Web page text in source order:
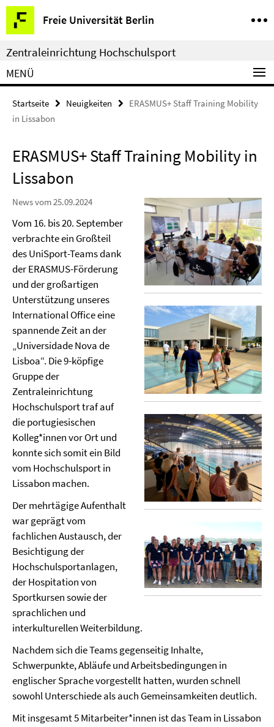
Springe
direkt
zu
Inhalt
Freie Universität Berlin
Service-
Navigation
Zentraleinrichtung Hochschulsport
MENÜ
Startseite Neuigkeiten
ERASMUS+ Staff Training Mobility
in Lissabon
ERASMUS+ Staff Training Mobility in
Lissabon
News vom 25.09.2024
Vom 16. bis 20. September
verbrachte ein Großteil
des UniSport-Teams dank
der ERASMUS-Förderung
und der großartigen
Unterstützung unseres
International Office eine
spannende Zeit an der
„Universidade Nova de
Lisboa“. Die 9-köpfige
Gruppe der
Zentraleinrichtung
Hochschulsport traf auf
die portugiesischen
Kolleg*innen vor Ort und
konnte sich somit ein Bild
vom Hochschulsport in
Lissabon machen.
Der mehrtägige Aufenthalt
war geprägt vom
fachlichen Austausch, der
Besichtigung der
Hochschulsportanlagen,
der Hospitation von
Sportkursen sowie der
sprachlichen und
interkulturellen Weiterbildung.
Nachdem sich die Teams gegenseitig Inhalte,
Schwerpunkte, Abläufe und Arbeitsbedingungen in
englischer Sprache vorgestellt hatten, wurden schnell
sowohl Unterschiede als auch Gemeinsamkeiten deutlich.
Mit insgesamt 5 Mitarbeiter*innen ist das Team in Lissabon